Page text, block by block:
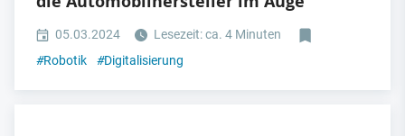
05.03.2024
Lesezeit: ca. 4 Minuten
#Robotik #Digitalisierung